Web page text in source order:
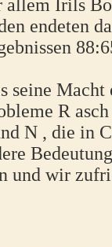
endeten
seine
R
N , die in
und wir